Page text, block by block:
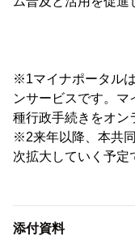
※1マイナポータル
ンサービスです。マ
種行政手続きをオン
※2来年以降、本共
次拡大していく予定
添付資料